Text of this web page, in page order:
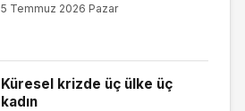
5 Temmuz 2026 Pazar
Küresel krizde üç ülke üç
kadın